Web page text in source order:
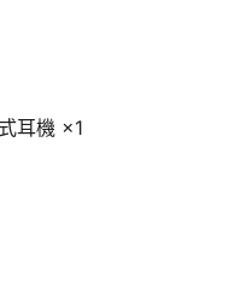
耳機 ×1